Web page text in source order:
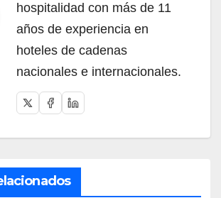
hospitalidad con más de 11
años de experiencia en
hoteles de cadenas
nacionales e internacionales.